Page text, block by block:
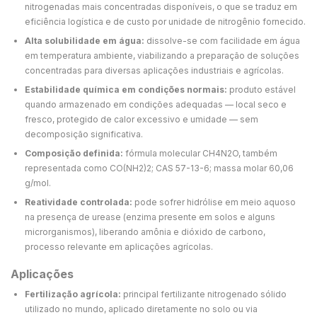
nitrogenadas mais concentradas disponíveis, o que se traduz em
eficiência logística e de custo por unidade de nitrogênio fornecido.
Alta solubilidade em água: dissolve-se com facilidade em água
em temperatura ambiente, viabilizando a preparação de soluções
concentradas para diversas aplicações industriais e agrícolas.
Estabilidade química em condições normais: produto estável
quando armazenado em condições adequadas — local seco e
fresco, protegido de calor excessivo e umidade — sem
decomposição significativa.
Composição definida: fórmula molecular CH4N2O, também
representada como CO(NH2)2; CAS 57-13-6; massa molar 60,06
g/mol.
Reatividade controlada: pode sofrer hidrólise em meio aquoso
na presença de urease (enzima presente em solos e alguns
microrganismos), liberando amônia e dióxido de carbono,
processo relevante em aplicações agrícolas.
Aplicações
Fertilização agrícola: principal fertilizante nitrogenado sólido
utilizado no mundo, aplicado diretamente no solo ou via